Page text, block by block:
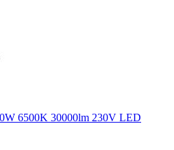
6500K 30000lm 230V LED